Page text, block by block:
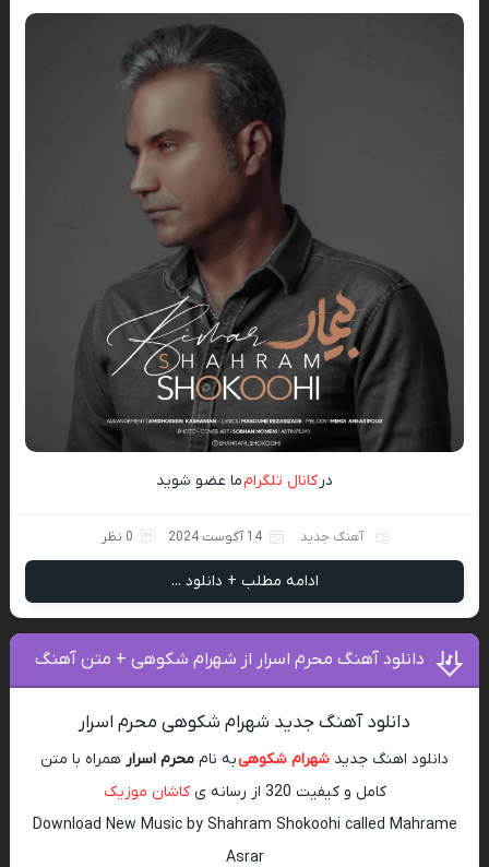
درکانال تلگرامما عضو شوید
آهنگ جدید 14 آگوست 2024 0 نظر
ادامه مطلب + دانلود ...
دانلود آهنگ محرم اسرار از شهرام شکوهی + متن آهنگ
دانلود آهنگ جدید شهرام شکوهی محرم اسرار
دانلود اهنگ جدید شهرام شکوهیبه نام محرم اسرار همراه با متن
کامل و کیفیت 320 از رسانه ی
کاشان موزیک
Download New Music by Shahram Shokoohi called Mahrame
Asrar